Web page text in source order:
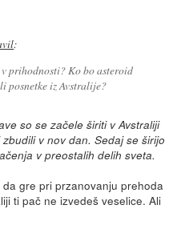
:
prihodnosti? Ko bo asteroid
posnetke iz Avstralije?
so se začele širiti v Avstraliji
v nov dan. Sedaj se širijo
v preostalih delih sveta.
gre pri przanovanju prehoda
ti pač ne izvedeš veselice. Ali